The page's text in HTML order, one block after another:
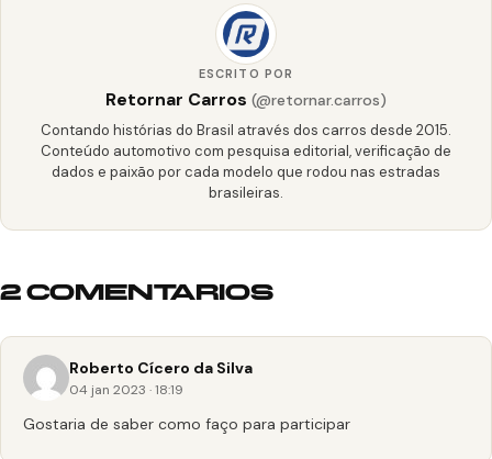
ESCRITO POR
Retornar Carros (@retornar.carros)
Contando histórias do Brasil através dos carros desde 2015.
Conteúdo automotivo com pesquisa editorial, verificação de
dados e paixão por cada modelo que rodou nas estradas
brasileiras.
2 COMENTARIOS
Roberto Cícero da Silva
04 jan 2023 · 18:19
Gostaria de saber como faço para participar